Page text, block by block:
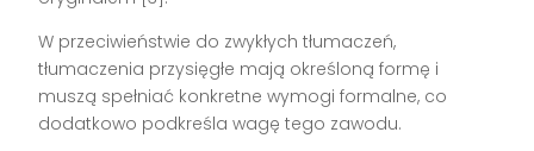
W przeciwieństwie do zwykłych tłumaczeń,
tłumaczenia przysięgłe mają określoną formę i
muszą spełniać konkretne wymogi formalne, co
dodatkowo podkreśla wagę tego zawodu.